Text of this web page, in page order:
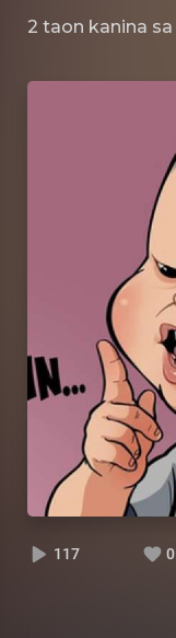
2 taon kanina sa
117 0